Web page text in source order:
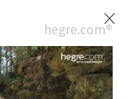
×
hegre.com®